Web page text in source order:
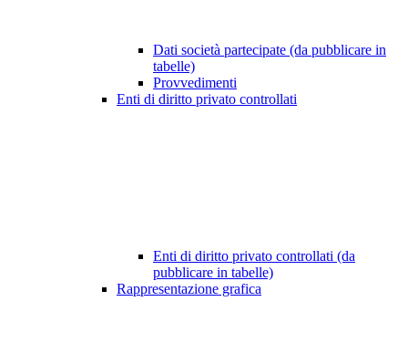
Dati società partecipate (da pubblicare in
tabelle)
Provvedimenti
Enti di diritto privato controllati
Enti di diritto privato controllati (da
pubblicare in tabelle)
Rappresentazione grafica